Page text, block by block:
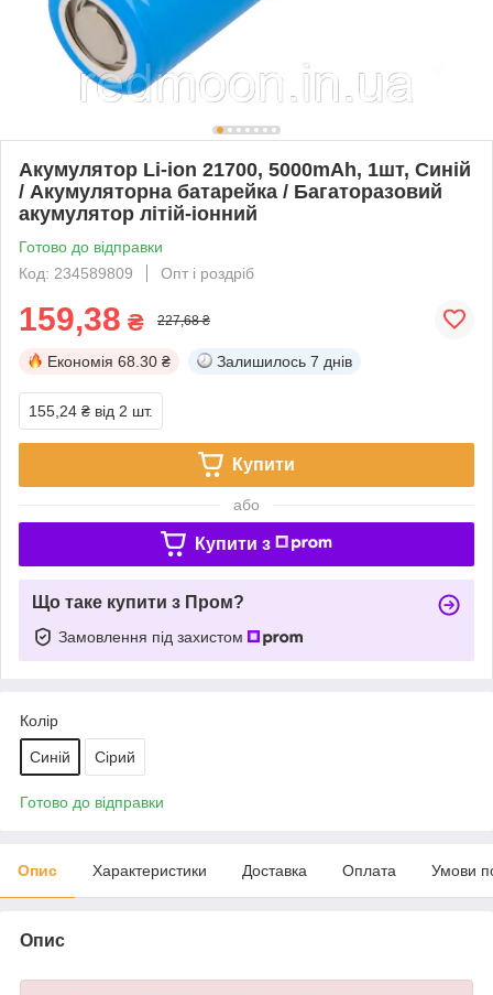
Акумулятор Li-ion 21700, 5000mAh, 1шт, Синій
/ Акумуляторна батарейка / Багаторазовий
акумулятор літій-іонний
Готово до відправки
Код: 234589809
Опт і роздріб
159,38 ₴ 227,68 ₴
Економія 68.30 ₴ Залишилось 7 днів
155,24 ₴ від 2 шт.
Купити
або
Купити з
Що таке купити з Пром?
Замовлення під захистом
Колір
Синій Сірий
Готово до відправки
Опис Характеристики Доставка Оплата Умови
Опис